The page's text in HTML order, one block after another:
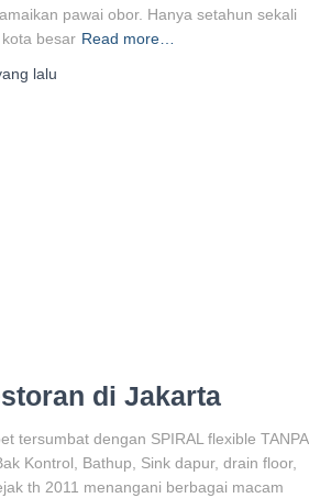
pawai obor. Hanya setahun sekali
besar Read more…
lalu
di Jakarta
tersumbat dengan SPIRAL flexible TANPA
Kontrol, Bathup, Sink dapur, drain floor,
th 2011 menangani berbagai macam